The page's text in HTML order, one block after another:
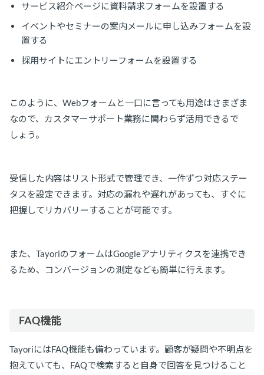
サービス紹介ページに資料請求フォームを設置する
イベントやセミナーの案内メールに申し込みフォームを設
置する
採用サイトにエントリーフォームを設置する
このように、Webフォームと一口に言っても用途はさまざま
なので、カスタマーサポート業務に関わらず活用できるで
しょう。
受信した内容はリスト形式で管理でき、一件ずつ対応ステー
タスを設定できます。対応の漏れや遅れがあっても、すぐに
把握してリカバリーすることが可能です。
また、TayoriのフォームはGoogleアナリティクスを連携でき
るため、コンバージョンの測定なども簡単に行えます。
FAQ機能
TayoriにはFAQ機能も備わっています。顧客が疑問や不明点を
抱えていても、FAQで検索すると自身で回答を見つけること